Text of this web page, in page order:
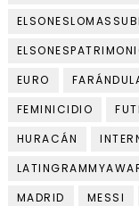
EURO
FEMINICIDIO
HURACÁN
MADRID
MESSI